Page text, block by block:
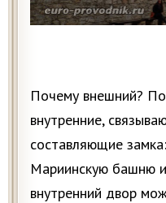
Почему внешний?
внутренние,
составляющие
Мариинскую башню
внутренний двор